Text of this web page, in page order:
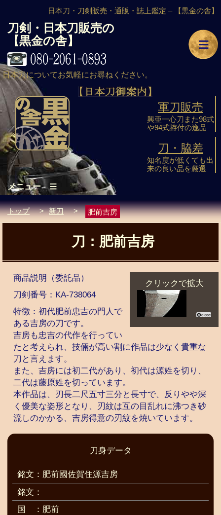
≡
日本刀・刀剣販売・通販・誌上鑑定 – 【黒金の舎】
刀剣・日本刀販売の
【黒金の舎】
日本刀についてお気軽にお尋ねください。
軍刀販売
興亜一心刀また98式
や94式拵付の逸品
刀・脇差
知名度が低くても出
来の良い品を厳選
メニュー≡
トップ > 新刀 > 肥前吉房
刀：肥前吉房
クリックで拡大
商品説明 （委託品）
刀剣番号： KA-738064
特徴：初代肥前忠吉の門人で
ある吉房の刀です。
吉房も忠吉の代作を行ってい
たと考えられ、技倆が高い割に作品は少なく貴重な
刀と言えます。
また、吉房には初二代があり、初代は源姓を切り、
二代は藤原姓を切っています。
本作品は、刃長二尺五寸三分と長寸で、反りやや深
く優美な姿形となり、刃紋は互の目乱れに沸つき砂
流しのかかる、吉房得意の刃紋を焼いています。
刀身データ
銘文：肥前國佐賀住源吉房
銘文：
国
：肥前